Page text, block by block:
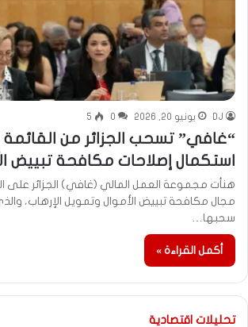
DJ يونيو 20, 2026 0
5
“غافي” تسحب الجزائر من القائمة
استكمال إصلاحات مكافحة تبييض
هنأت مجموعة العمل المالي (غافي) الجزائر
مجال مكافحة تبييض الأموال وتمويل الإرهاب،
سحبها…
أكمل القراءة »
تحليلات اقتصادية